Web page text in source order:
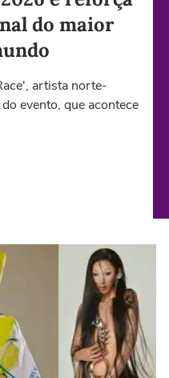
do maior
artista norte-
evento, que acontece